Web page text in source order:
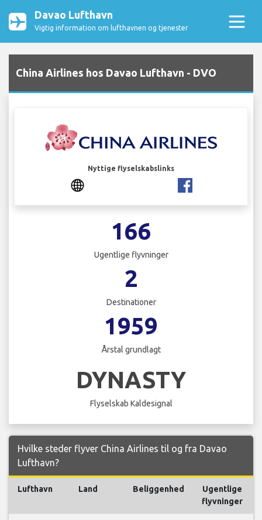
Davao Lufthavn
Vigtig information om lufthavnen og tjenester
China Airlines hos Davao Lufthavn - DVO
Nyttige flyselskabslinks
166
Ugentlige flyvninger
2
Destinationer
1959
Årstal grundlagt
DYNASTY
Flyselskab Kaldesignal
Hvilke steder flyver China Airlines til og fra Davao
Lufthavn?
Lufthavn Land Beliggenhed
Ugentlige
flyvninger